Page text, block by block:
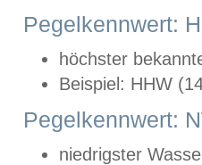
Pegelkennwert:
höchster
Beispiel: HHW
Pegelkennwert:
niedrigster